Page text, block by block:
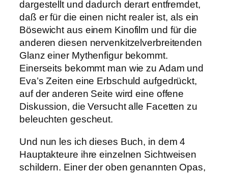
dargestellt und dadurch derart entfremdet,
daß er für die einen nicht realer ist, als ein
Bösewicht aus einem Kinofilm und für die
anderen diesen nervenkitzelverbreitenden
Glanz einer Mythenfigur bekommt.
Einerseits bekommt man wie zu Adam und
Eva’s Zeiten eine Erbschuld aufgedrückt,
auf der anderen Seite wird eine offene
Diskussion, die Versucht alle Facetten zu
beleuchten gescheut.
Und nun les ich dieses Buch, in dem 4
Hauptakteure ihre einzelnen Sichtweisen
schildern. Einer der oben genannten Opas,